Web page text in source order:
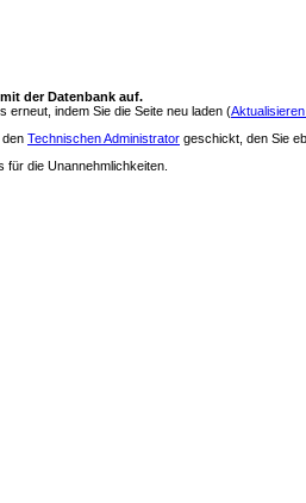
der Datenbank auf.
erneut, indem Sie die Seite neu laden (
den Technischen Administrator geschickt, den Sie
für die Unannehmlichkeiten.